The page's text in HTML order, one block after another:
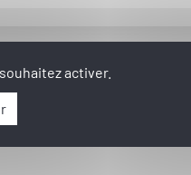
activer.